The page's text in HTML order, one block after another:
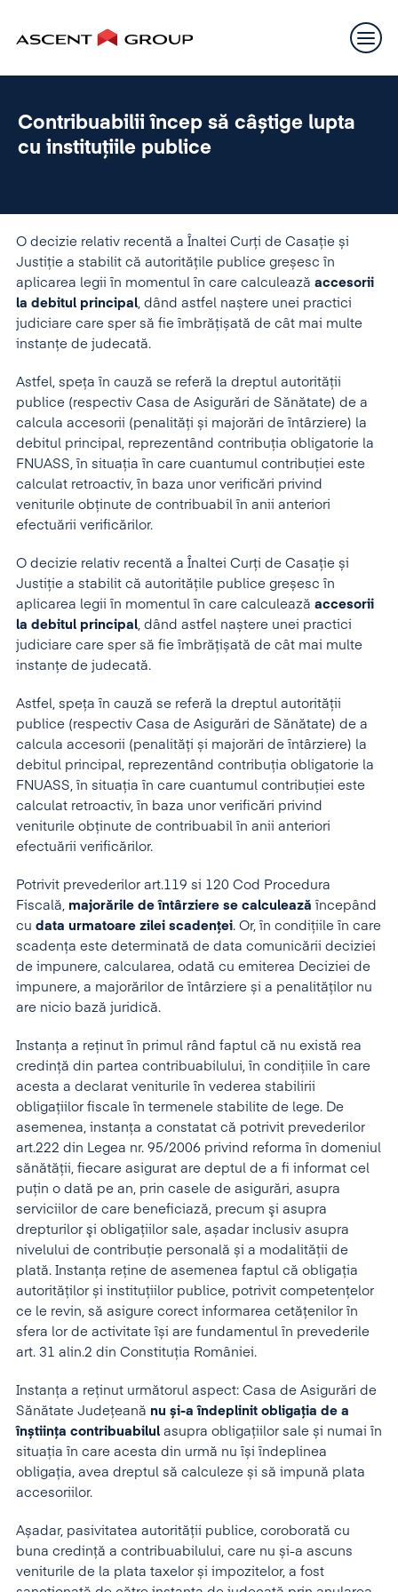
Contribuabilii încep să câștige lupta
cu instituțiile publice
O decizie relativ recentă a Înaltei Curți de Casație și
Justiție a stabilit că autorităţile publice greșesc în
aplicarea legii în momentul în care calculează accesorii
la debitul principal, dând astfel naștere unei practici
judiciare care sper să fie îmbrățișată de cât mai multe
instanțe de judecată.
Astfel, speța în cauză se referă la dreptul autorității
publice (respectiv Casa de Asigurări de Sănătate) de a
calcula accesorii (penalități și majorări de întârziere) la
debitul principal, reprezentând contribuția obligatorie la
FNUASS, în situația în care cuantumul contribuției este
calculat retroactiv, în baza unor verificări privind
veniturile obținute de contribuabil în anii anteriori
efectuării verificărilor.
O decizie relativ recentă a Înaltei Curți de Casație și
Justiție a stabilit că autorităţile publice greșesc în
aplicarea legii în momentul în care calculează accesorii
la debitul principal, dând astfel naștere unei practici
judiciare care sper să fie îmbrățișată de cât mai multe
instanțe de judecată.
Astfel, speța în cauză se referă la dreptul autorității
publice (respectiv Casa de Asigurări de Sănătate) de a
calcula accesorii (penalități și majorări de întârziere) la
debitul principal, reprezentând contribuția obligatorie la
FNUASS, în situația în care cuantumul contribuției este
calculat retroactiv, în baza unor verificări privind
veniturile obținute de contribuabil în anii anteriori
efectuării verificărilor.
Potrivit prevederilor art.119 si 120 Cod Procedura
Fiscală, majorările de întârziere se calculează începând
cu data urmatoare zilei scadenței. Or, în condițiile în care
scadența este determinată de data comunicării deciziei
de impunere, calcularea, odată cu emiterea Deciziei de
impunere, a majorărilor de întârziere și a penalităților nu
are nicio bază juridică.
Instanța a reținut în primul rând faptul că nu există rea
credință din partea contribuabilului, în condițiile în care
acesta a declarat veniturile în vederea stabilirii
obligațiilor fiscale în termenele stabilite de lege. De
asemenea, instanța a constatat că potrivit prevederilor
art.222 din Legea nr. 95/2006 privind reforma în domeniul
sănătății, fiecare asigurat are deptul de a fi informat cel
puţin o dată pe an, prin casele de asigurări, asupra
serviciilor de care beneficiază, precum şi asupra
drepturilor şi obligaţiilor sale, așadar inclusiv asupra
nivelului de contribuție personală și a modalității de
plată. Instanța reține de asemenea faptul că obligația
autorităților și instituțiilor publice, potrivit competențelor
ce le revin, să asigure corect informarea cetățenilor în
sfera lor de activitate își are fundamentul în prevederile
art. 31 alin.2 din Constituția României.
Instanța a reținut următorul aspect: Casa de Asigurări de
Sănătate Județeană nu și-a îndeplinit obligația de a
înștiința contribuabilul asupra obligațiilor sale și numai în
situația în care acesta din urmă nu își îndeplinea
obligația, avea dreptul să calculeze și să impună plata
accesoriilor.
Așadar, pasivitatea autorității publice, coroborată cu
buna credință a contribuabilului, care nu și-a ascuns
veniturile de la plata taxelor și impozitelor, a fost